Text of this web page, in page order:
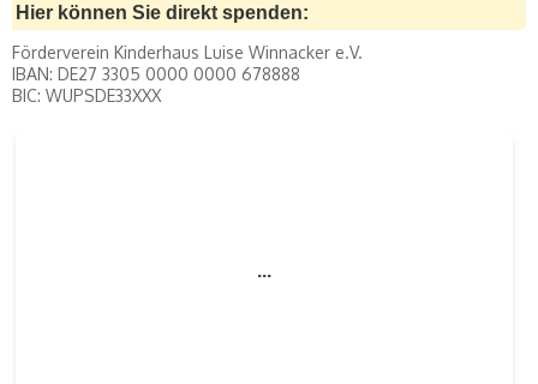
Hier können Sie direkt spenden:
Förderverein Kinderhaus Luise Winnacker e.V.
IBAN: DE27 3305 0000 0000 678888
BIC: WUPSDE33XXX